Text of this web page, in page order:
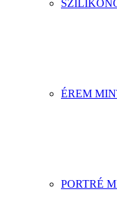
ÉREM
PORTRÉ